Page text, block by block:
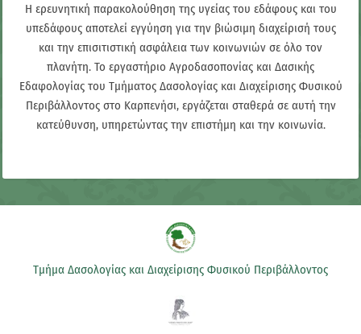
H ερευνητική παρακολούθηση της υγείας του εδάφους και του
υπεδάφους αποτελεί εγγύηση για την βιώσιμη διαχείρισή τους
και την επισιτιστική ασφάλεια των κοινωνιών σε όλο τον
πλανήτη. Το εργαστήριο Αγροδασοπονίας και Δασικής
Εδαφολογίας του Τμήματος Δασολογίας και Διαχείρισης Φυσικού
Περιβάλλοντος στο Καρπενήσι, εργάζεται σταθερά σε αυτή την
κατεύθυνση, υπηρετώντας την επιστήμη και την κοινωνία.
Τμήμα Δασολογίας και Διαχείρισης Φυσικού Περιβάλλοντος